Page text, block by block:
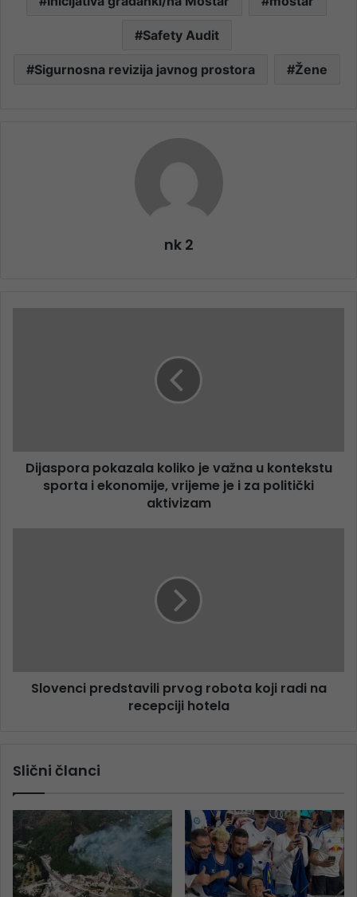
Safety Audit
Sigurnosna revizija javnog prostora Žene
nk 2
Dijaspora pokazala koliko je važna u kontekstu
sporta i ekonomije, vrijeme je i za politički
aktivizam
Slovenci predstavili prvog robota koji radi na
recepciji hotela
Slični članci